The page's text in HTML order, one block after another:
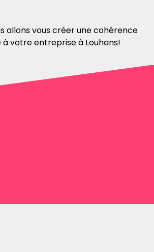
allons vous créer une cohérence
votre entreprise à Louhans!